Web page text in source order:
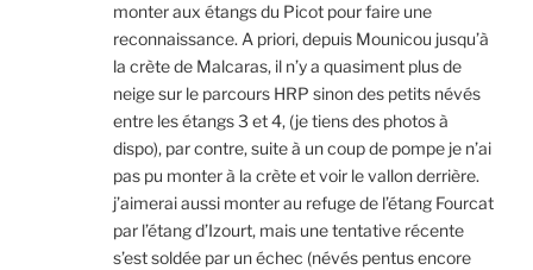
monter aux étangs du Picot pour faire une
reconnaissance. A priori, depuis Mounicou jusqu’à
la crète de Malcaras, il n’y a quasiment plus de
neige sur le parcours HRP sinon des petits névés
entre les étangs 3 et 4, (je tiens des photos à
dispo), par contre, suite à un coup de pompe je n’ai
pas pu monter à la crète et voir le vallon derrière.
j’aimerai aussi monter au refuge de l’étang Fourcat
par l’étang d’Izourt, mais une tentative récente
s’est soldée par un échec (névés pentus encore